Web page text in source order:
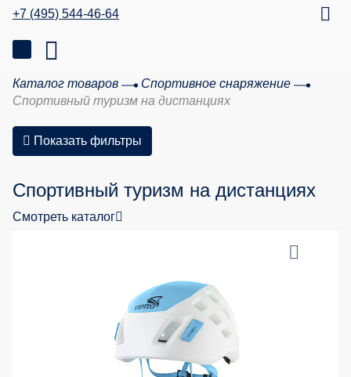
+7 (495) 544-46-64
Каталог товаров
Спортивное снаряжение
Спортивный туризм на дистанциях
Показать фильтры
Спортивный туризм на дистанциях
Смотреть каталог